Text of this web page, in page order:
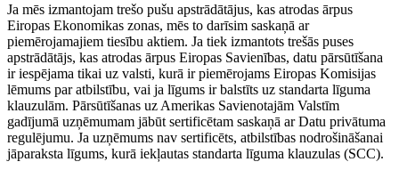
Ja mēs izmantojam trešo pušu apstrādātājus, kas atrodas ārpus
Eiropas Ekonomikas zonas, mēs to darīsim saskaņā ar
piemērojamajiem tiesību aktiem. Ja tiek izmantots trešās puses
apstrādātājs, kas atrodas ārpus Eiropas Savienības, datu pārsūtīšana
ir iespējama tikai uz valsti, kurā ir piemērojams Eiropas Komisijas
lēmums par atbilstību, vai ja līgums ir balstīts uz standarta līguma
klauzulām. Pārsūtīšanas uz Amerikas Savienotajām Valstīm
gadījumā uzņēmumam jābūt sertificētam saskaņā ar Datu privātuma
regulējumu. Ja uzņēmums nav sertificēts, atbilstības nodrošināšanai
jāparaksta līgums, kurā iekļautas standarta līguma klauzulas (SCC).